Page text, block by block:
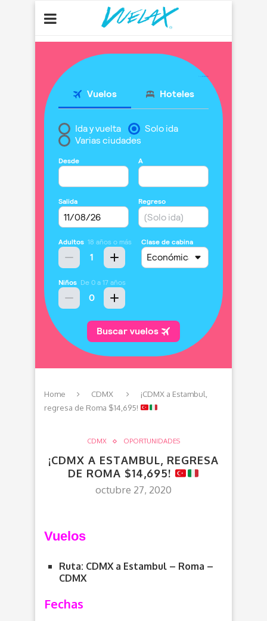
Home CDMX
¡CDMX a Estambul,
regresa de Roma $14,695!
CDMX OPORTUNIDADES
¡CDMX A ESTAMBUL, REGRESA
DE ROMA $14,695!
octubre 27, 2020
Vuelos
Ruta: CDMX a Estambul – Roma –
CDMX
Fechas